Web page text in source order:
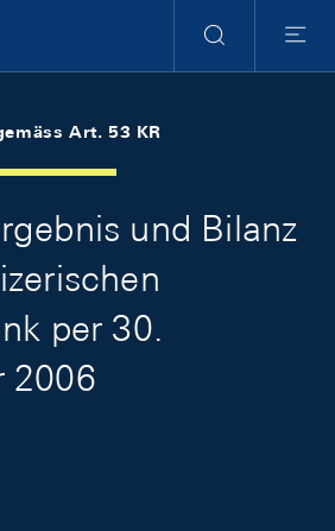
Suche
Menu
Art. 53 KR
und Bilanz
per 30.
2006